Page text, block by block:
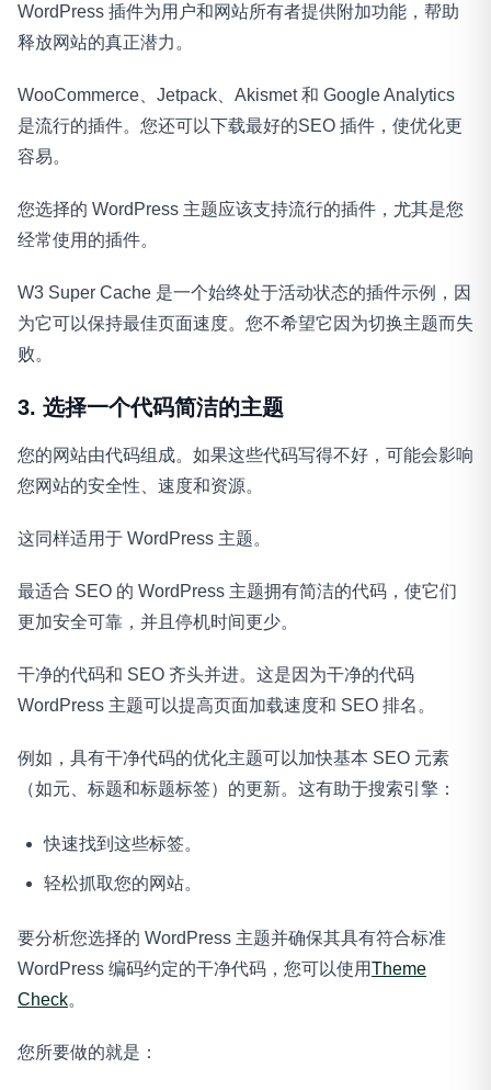
WordPress 插件为用户和网站所有者提供附加功能，帮助
释放网站的真正潜力。
WooCommerce、Jetpack、Akismet 和 Google Analytics
是流行的插件。您还可以下载最好的SEO 插件，使优化更
容易。
您选择的 WordPress 主题应该支持流行的插件，尤其是您
经常使用的插件。
W3 Super Cache 是一个始终处于活动状态的插件示例，因
为它可以保持最佳页面速度。您不希望它因为切换主题而失
败。
3. 选择一个代码简洁的主题
您的网站由代码组成。如果这些代码写得不好，可能会影响
您网站的安全性、速度和资源。
这同样适用于 WordPress 主题。
最适合 SEO 的 WordPress 主题拥有简洁的代码，使它们
更加安全可靠，并且停机时间更少。
干净的代码和 SEO 齐头并进。这是因为干净的代码
WordPress 主题可以提高页面加载速度和 SEO 排名。
例如，具有干净代码的优化主题可以加快基本 SEO 元素
（如元、标题和标题标签）的更新。这有助于搜索引擎：
快速找到这些标签。
轻松抓取您的网站。
要分析您选择的 WordPress 主题并确保其具有符合标准
WordPress 编码约定的干净代码，您可以使用Theme
Check。
您所要做的就是：